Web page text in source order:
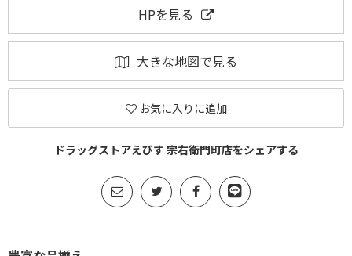
HPを見る
大きな地図で見る
お気に入りに追加
ドラッグストアえびす 宗右衛門町店をシェアする